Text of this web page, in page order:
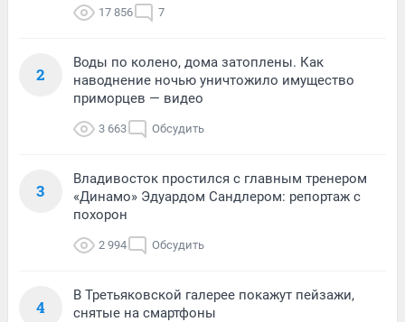
17 856 7
2
Воды по колено, дома затоплены. Как
наводнение ночью уничтожило имущество
приморцев — видео
3 663 Обсудить
3
Владивосток простился с главным тренером
«Динамо» Эдуардом Сандлером: репортаж с
похорон
2 994 Обсудить
4
В Третьяковской галерее покажут пейзажи,
снятые на смартфоны